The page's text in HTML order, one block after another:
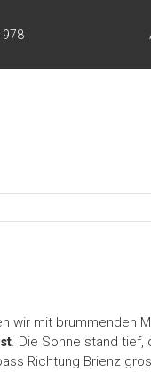
wir mit brummenden
. Die Sonne stand
Richtung Brienz